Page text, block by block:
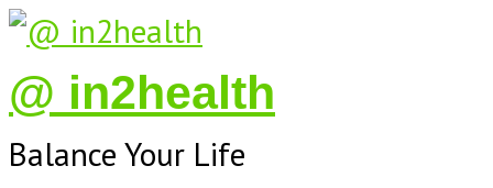
@ in2health
Balance Your Life